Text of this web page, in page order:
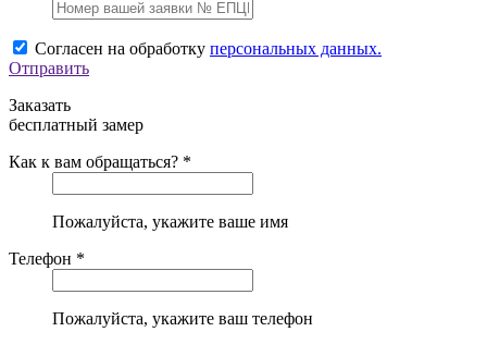
Согласен на обработку персональных данных.
Отправить
Заказать
бесплатный замер
Как к вам обращаться? *
Пожалуйста, укажите ваше имя
Телефон *
Пожалуйста, укажите ваш телефон